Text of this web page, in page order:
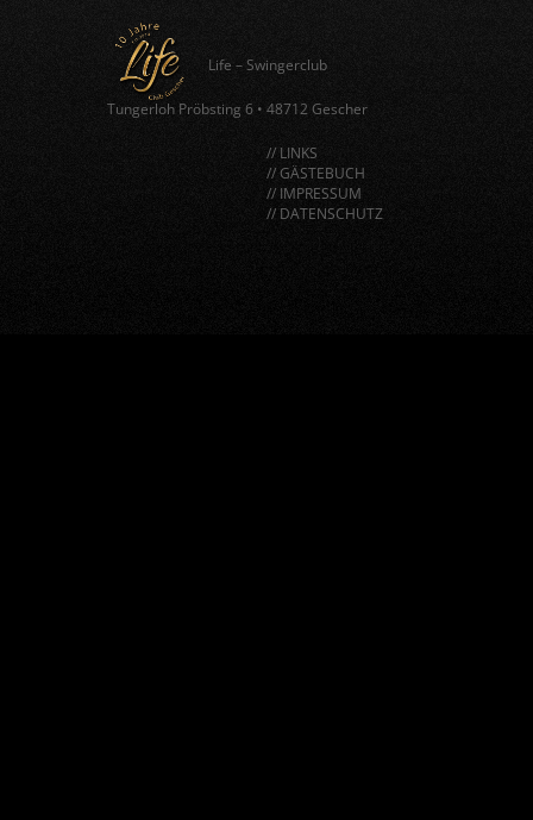
Life – Swingerclub
Tungerloh Pröbsting 6 • 48712 Gescher
// LINKS
// GÄSTEBUCH
// IMPRESSUM
// DATENSCHUTZ